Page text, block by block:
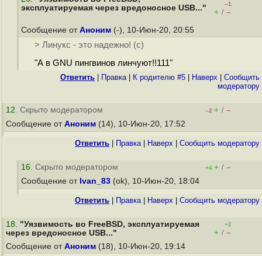
эксплуатируемая через вредоносное USB..."
–1
+ / –
Сообщение от Аноним (-), 10-Июн-20, 20:55
> Линукс - это надежно! (с)
"А в GNU пингвинов линчуют!!111"
Ответить Правка| К родителю #5 Наверх
Cообщить
модератору
12. Скрыто модератором –2 + / –
Сообщение от Аноним (14), 10-Июн-20, 17:52
Ответить Правка| Наверх Cообщить модератору
16. Скрыто модератором +4 + / –
Сообщение от Ivan_83 (ok), 10-Июн-20, 18:04
Ответить Правка| Наверх Cообщить модератору
18. "Уязвимость во FreeBSD, эксплуатируемая
через вредоносное USB..."
+2
+ / –
Сообщение от Аноним (18), 10-Июн-20, 19:14